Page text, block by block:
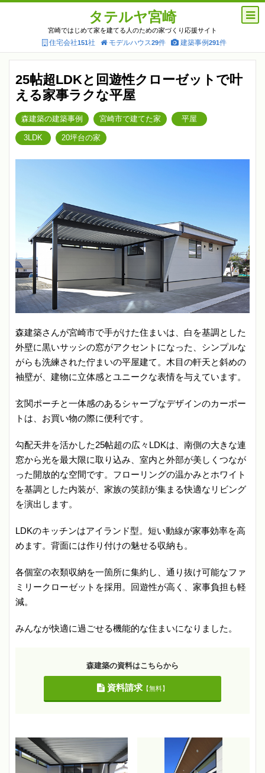
タテルヤ宮崎
宮崎ではじめて家を建てる人のための家づくり応援サイト
住宅会社151社 モデルハウス29件 建築事例291件
25帖超LDKと回遊性クローゼットで叶
える家事ラクな平屋
森建築の建築事例 宮崎市で建てた家 平屋
3LDK 20坪台の家
森建築さんが宮崎市で手がけた住まいは、白を基調とした
外壁に黒いサッシの窓がアクセントになった、シンプルな
がらも洗練された佇まいの平屋建て。木目の軒天と斜めの
袖壁が、建物に立体感とユニークな表情を与えています。
玄関ポーチと一体感のあるシャープなデザインのカーポー
トは、お買い物の際に便利です。
勾配天井を活かした25帖超の広々LDKは、南側の大きな連
窓から光を最大限に取り込み、室内と外部が美しくつなが
った開放的な空間です。フローリングの温かみとホワイト
を基調とした内装が、家族の笑顔が集まる快適なリビング
を演出します。
LDKのキッチンはアイランド型。短い動線が家事効率を高
めます。背面には作り付けの魅せる収納も。
各個室の衣類収納を一箇所に集約し、通り抜け可能なファ
ミリークローゼットを採用。回遊性が高く、家事負担も軽
減。
みんなが快適に過ごせる機能的な住まいになりました。
森建築の資料はこちらから
資料請求【無料】